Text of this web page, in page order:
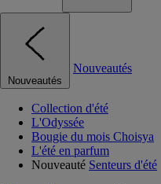
Nouveautés
Nouveautés
Collection d'été
L'Odyssée
Bougie du mois Choisya
L'été en parfum
Nouveauté Senteurs d'été